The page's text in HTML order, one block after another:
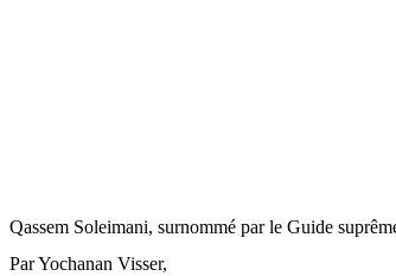
Qassem Soleimani, surnommé par le Guide
ParYochanan Visser,